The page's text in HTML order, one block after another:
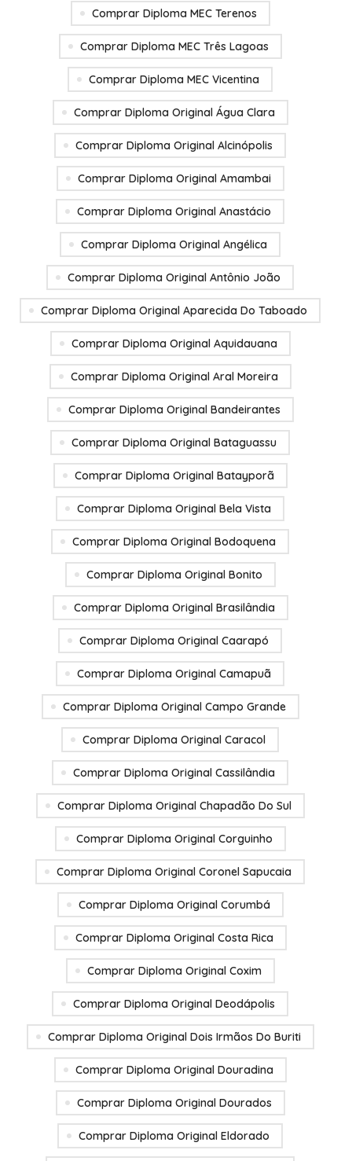
Comprar Diploma MEC Terenos
Comprar Diploma MEC Três Lagoas
Comprar Diploma MEC Vicentina
Comprar Diploma Original Água Clara
Comprar Diploma Original Alcinópolis
Comprar Diploma Original Amambai
Comprar Diploma Original Anastácio
Comprar Diploma Original Angélica
Comprar Diploma Original Antônio João
Comprar Diploma Original Aparecida Do Taboado
Comprar Diploma Original Aquidauana
Comprar Diploma Original Aral Moreira
Comprar Diploma Original Bandeirantes
Comprar Diploma Original Bataguassu
Comprar Diploma Original Batayporã
Comprar Diploma Original Bela Vista
Comprar Diploma Original Bodoquena
Comprar Diploma Original Bonito
Comprar Diploma Original Brasilândia
Comprar Diploma Original Caarapó
Comprar Diploma Original Camapuã
Comprar Diploma Original Campo Grande
Comprar Diploma Original Caracol
Comprar Diploma Original Cassilândia
Comprar Diploma Original Chapadão Do Sul
Comprar Diploma Original Corguinho
Comprar Diploma Original Coronel Sapucaia
Comprar Diploma Original Corumbá
Comprar Diploma Original Costa Rica
Comprar Diploma Original Coxim
Comprar Diploma Original Deodápolis
Comprar Diploma Original Dois Irmãos Do Buriti
Comprar Diploma Original Douradina
Comprar Diploma Original Dourados
Comprar Diploma Original Eldorado